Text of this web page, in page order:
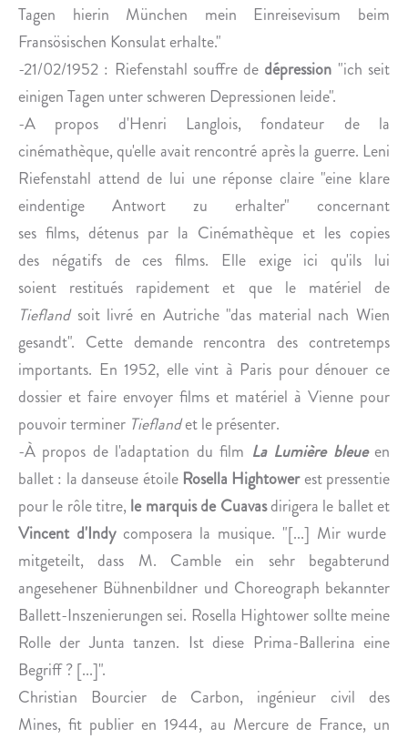
Tagen hierin München mein Einreisevisum beim
Fransösischen Konsulat erhalte."
-21/02/1952 : Riefenstahl souffre de dépression "ich seit
einigen Tagen unter schweren Depressionen leide".
-A propos d'Henri Langlois, fondateur de la
cinémathèque, qu'elle avait rencontré après la guerre. Leni
Riefenstahl attend de lui une réponse claire "eine klare
eindentige Antwort zu erhalter" concernant
ses films, détenus par la Cinémathèque et les copies
des négatifs de ces films. Elle exige ici qu'ils lui
soient restitués rapidement et que le matériel de
Tieflandsoit livré en Autriche "das material nach Wien
gesandt". Cette demande rencontra des contretemps
importants. En 1952, elle vint à Paris pour dénouer ce
dossier et faire envoyer films et matériel à Vienne pour
pouvoir terminer Tieflandet le présenter.
-À propos de l'adaptation du film LaLumière bleueen
ballet : la danseuse étoile Rosella Hightowerest pressentie
pour le rôle titre, le marquis de Cuavasdirigera le ballet et
Vincent d'Indy composera la musique. "[...] Mir wurde
mitgeteilt, dass M. Camble ein sehr begabterund
angesehener Bühnenbildner und Choreograph bekannter
Ballett-Inszenierungen sei. Rosella Hightower sollte meine
Rolle der Junta tanzen. Ist diese Prima-Ballerina eine
Begriff ? [...]".
Christian Bourcier de Carbon, ingénieur civil des
Mines, fit publier en 1944, au Mercure de France, un